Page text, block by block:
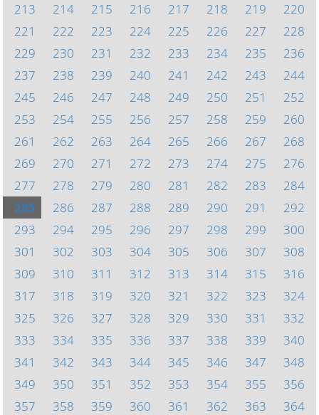
213
214 215 216 217 218 219
220
221
222 223 224 225 226 227
228
229
230 231 232 233 234 235
236
237
238 239 240 241 242 243
244
245
246 247 248 249 250 251
252
253
254 255 256 257 258 259
260
261
262 263 264 265 266 267
268
269
270 271 272 273 274 275
276
277
278 279 280 281 282 283
284
285
286 287 288 289 290 291
292
293
294 295 296 297 298 299
300
301
302 303 304 305 306 307
308
309
310 311 312 313 314 315
316
317
318 319 320 321 322 323
324
325
326 327 328 329 330 331
332
333
334 335 336 337 338 339
340
341
342 343 344 345 346 347
348
349
350 351 352 353 354 355
356
357
358 359 360 361 362 363 364